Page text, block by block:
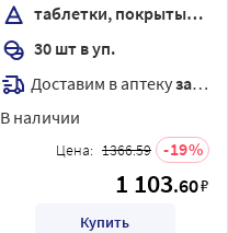
таблетки, покрытые пленочной оболочкой
30 шт в уп.
Доставим в аптекузавтра
В наличии
Цена: 1366.59 19
1 103.60₽
Купить